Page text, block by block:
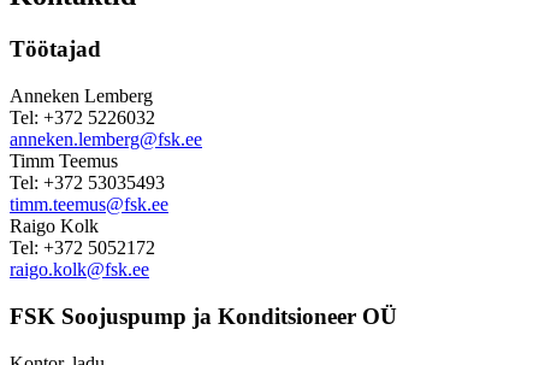
Töötajad
Anneken Lemberg
Tel: +372 5226032
anneken.lemberg@fsk.ee
Timm Teemus
Tel: +372 53035493
timm.teemus@fsk.ee
Raigo Kolk
Tel: +372 5052172
raigo.kolk@fsk.ee
FSK Soojuspump ja Konditsioneer OÜ